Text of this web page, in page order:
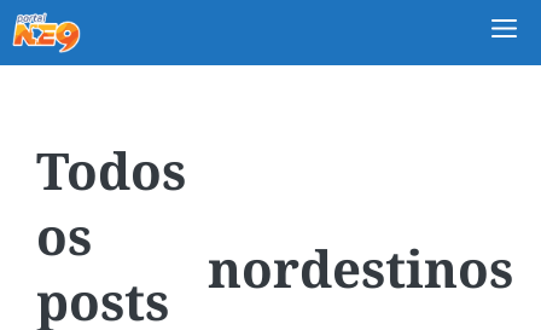
nordestinos